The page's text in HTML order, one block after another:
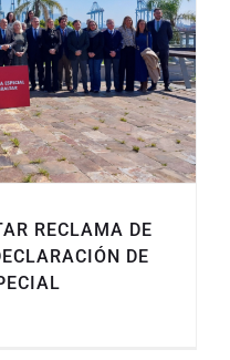
RECLAMA DE
DE